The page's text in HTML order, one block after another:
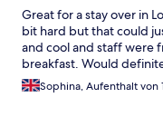
Great for a stay over in
bit hard but that could
and cool and staff were
breakfast. Would
Sophina, Aufenthalt von